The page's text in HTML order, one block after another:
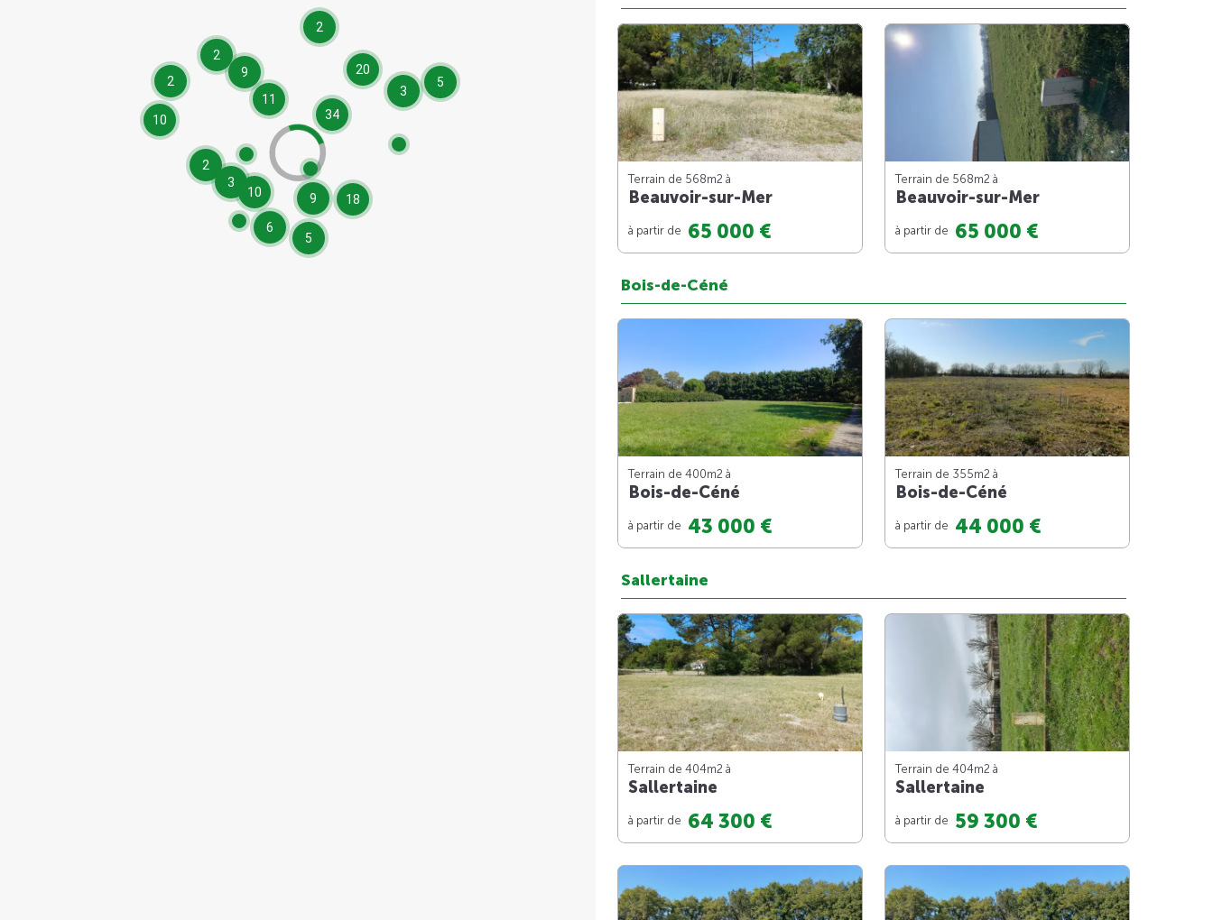
10
34
10
18
3
11
9
2
9
5
6
3
20
5
2
2
2
Terrain de 568m2 à
Beauvoir-sur-Mer
à partir de 65 000 €
Terrain de 568m2 à
Beauvoir-sur-Mer
à partir de 65 000 €
Bois-de-Céné
Terrain de 400m2 à
Bois-de-Céné
à partir de 43 000 €
Terrain de 355m2 à
Bois-de-Céné
à partir de 44 000 €
Sallertaine
Terrain de 404m2 à
Sallertaine
à partir de 64 300 €
Terrain de 404m2 à
Sallertaine
à partir de 59 300 €